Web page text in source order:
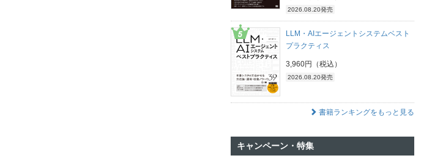
2026.08.20発売
LLM・AIエージェントシステムベスト
プラクティス
3,960円（税込）
2026.08.20発売
書籍ランキングをもっと見る
キャンペーン・特集